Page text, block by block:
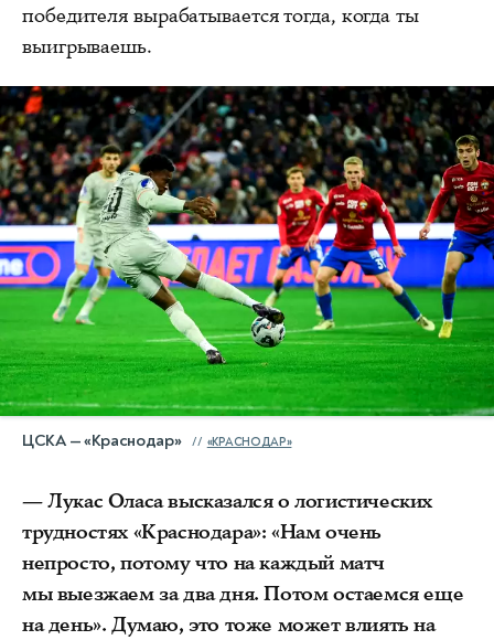
победителя вырабатывается тогда, когда ты
выигрываешь.
ЦСКА — «Краснодар» «КРАСНОДАР»
— Лукас Оласа высказался о логистических
трудностях «Краснодара»: «Нам очень
непросто, потому что на каждый матч
мы выезжаем за два дня. Потом остаемся еще
на день». Думаю, это тоже может влиять на